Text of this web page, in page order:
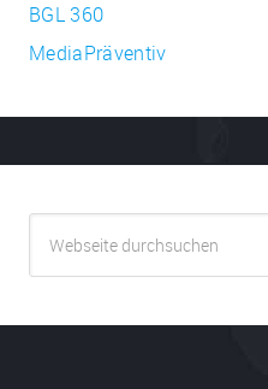
BGL 360
MediaPräventiv